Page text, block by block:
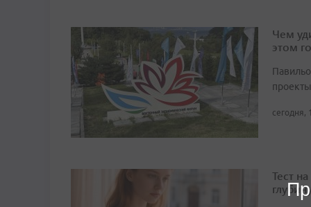
Чем
этом
сегодня,
Тест